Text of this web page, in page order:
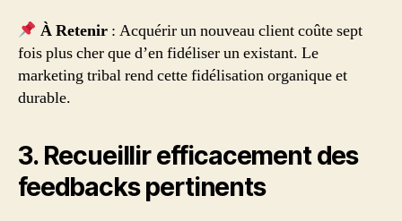
À Retenir: Acquérir un nouveau client coûte sept
fois plus cher que d’en fidéliser un existant. Le
marketing tribal rend cette fidélisation organique et
durable.
3. Recueillir efficacement des
feedbacks pertinents